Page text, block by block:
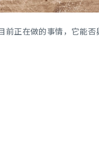
正在做的事情，它能